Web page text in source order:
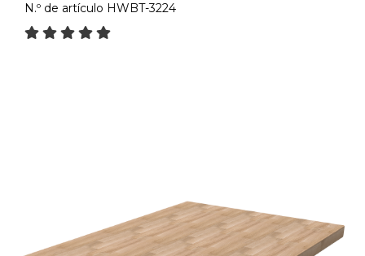
N.º de artículo HWBT-3224